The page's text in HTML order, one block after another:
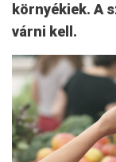
környékiek. A
várni kell.